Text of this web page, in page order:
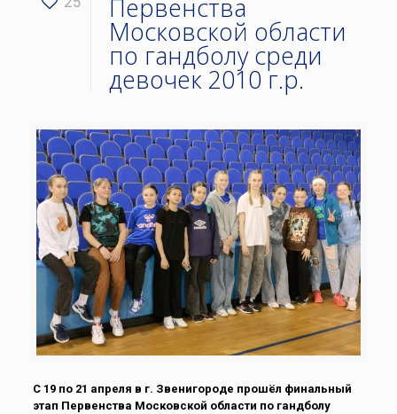
Первенства
Московской области
по гандболу среди
девочек 2010 г.р.
С 19 по 21 апреля в г. Звенигороде прошёл финальный
этап Первенства Московской области по гандболу